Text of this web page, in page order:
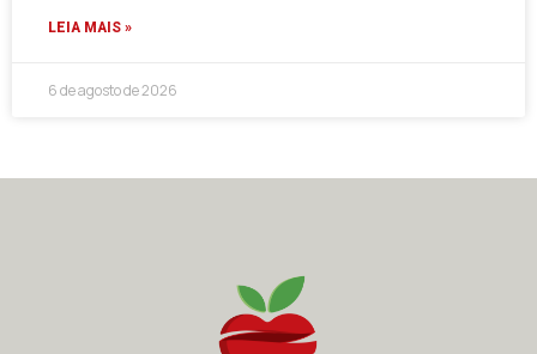
LEIA MAIS »
6 de agosto de 2026